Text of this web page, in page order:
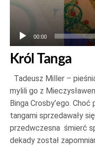
00:00
Król Tanga
Tadeusz Miller –
mylili go z
Binga Crosby’ego.
tangami sprzedawały
przedwczesna śmierć
dekady został